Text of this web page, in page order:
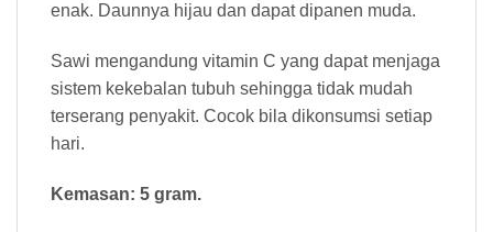
enak. Daunnya hijau dan dapat dipanen muda.
Sawi mengandung vitamin C yang dapat menjaga
sistem kekebalan tubuh sehingga tidak mudah
terserang penyakit. Cocok bila dikonsumsi setiap
hari.
Kemasan: 5 gram.